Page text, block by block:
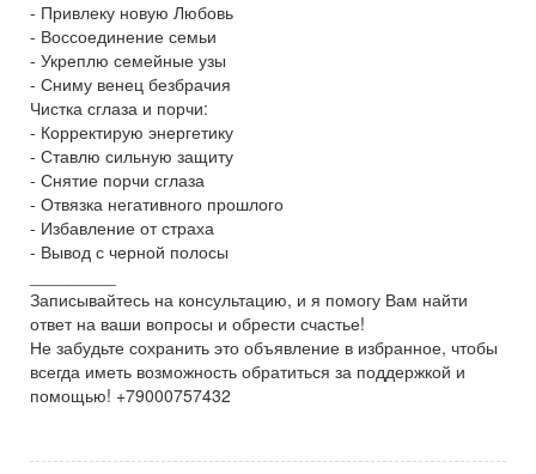
- Привлеку новую Любовь
- Воссоединение семьи
- Укреплю семейные узы
- Сниму венец безбрачия
Чистка сглаза и порчи:
- Корректирую энергетику
- Ставлю сильную защиту
- Снятие порчи сглаза
- Отвязка негативного прошлого
- Избавление от страха
- Вывод с черной полосы
Записывайтесь на консультацию, и я помогу Вам найти
ответ на ваши вопросы и обрести счастье!
Не забудьте сохранить это объявление в избранное, чтобы
всегда иметь возможность обратиться за поддержкой и
помощью! +79000757432